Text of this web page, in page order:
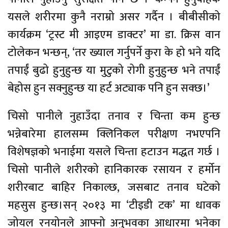
यसले शरीरमा कुनै नराम्रो असर गर्दैन । बीबीसीको
कार्यक्रम ‘ट्रस्ट मी आइएम डाक्टर’ मा डा. क्रिस वान
टोलेकन भन्छन्, ‘तर ख्याल गर्नुपर्ने कुरा के हो भने यदि
तपाईं बुढो हुनुहुन्छ या मुटुको रोगी हुनुहुन्छ भने तपाईं
बेहोस हुन सक्नुहुन्छ या हर्ट अट्याक पनि हुन सक्छ।’
चिसो पानीले नुहाउँदा तनाव र चिन्ता कम हुन्छ
भन्नेबारेमा हालसम्म क्लिनिकल परीक्षण नभएपनि
विशेषज्ञको भनाईमा यसले चिन्ता हटाउन मद्धत गर्छ ।
चिसो पानीले शरीरको हानिकारक रसायन र हर्मोन
शरीरबाट बाहिर निकाल्छ, जसबाट तनाव घटेको
महसुस हुन्छ।सन् २०१३ मा ‘टीइडी टक’ मा धावक
जोयल रनयोनले आफ्नो अनुभवका आधारमा भनेका